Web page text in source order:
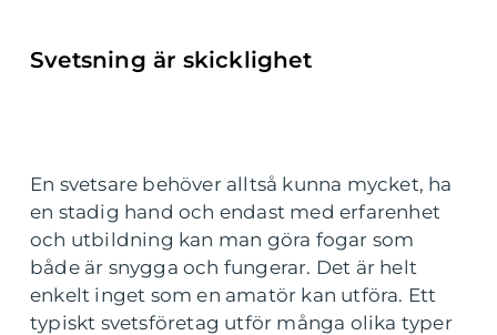
Svetsning är skicklighet
En svetsare behöver alltså kunna mycket, ha
en stadig hand och endast med erfarenhet
och utbildning kan man göra fogar som
både är snygga och fungerar. Det är helt
enkelt inget som en amatör kan utföra. Ett
typiskt svetsföretag utför många olika typer